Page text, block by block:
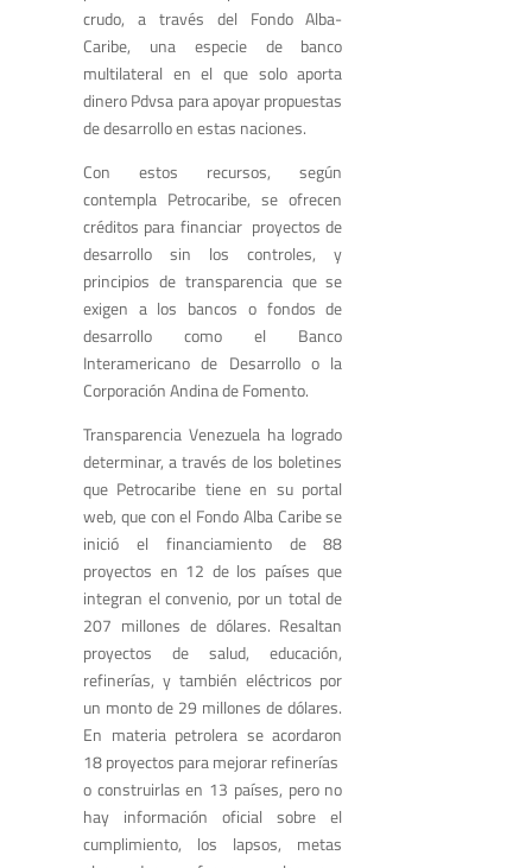
crudo, a través del Fondo Alba-
Caribe, una especie de banco
multilateral en el que solo aporta
dinero Pdvsa para apoyar propuestas
de desarrollo en estas naciones.
Con estos recursos, según
contempla Petrocaribe, se ofrecen
créditos para financiar proyectos de
desarrollo sin los controles, y
principios de transparencia que se
exigen a los bancos o fondos de
desarrollo como el Banco
Interamericano de Desarrollo o la
Corporación Andina de Fomento.
Transparencia Venezuela ha logrado
determinar, a través de los boletines
que Petrocaribe tiene en su portal
web, que con el Fondo Alba Caribe se
inició el financiamiento de 88
proyectos en 12 de los países que
integran el convenio, por un total de
207 millones de dólares. Resaltan
proyectos de salud, educación,
refinerías, y también eléctricos por
un monto de 29 millones de dólares.
En materia petrolera se acordaron
18 proyectos para mejorar refinerías
o construirlas en 13 países, pero no
hay información oficial sobre el
cumplimiento, los lapsos, metas